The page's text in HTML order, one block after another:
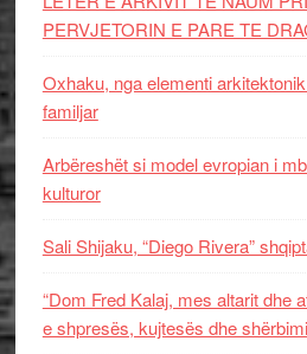
PERVJETORIN E PARE TE
Oxhaku, nga elementi
familjar
Arbëreshët si model evropian i
kulturor
Sali Shijaku, “Diego Rivera”
“Dom Fred Kalaj, mes altarit dhe
e shpresës, kujtesës dhe